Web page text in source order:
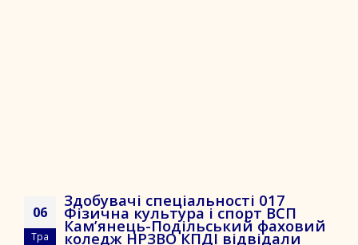
06
Тра
Здобувачі спеціальності 017
Фізична культура і спорт ВСП
Кам’янець-Подільський фаховий
коледж НРЗВО КПДІ відвідали